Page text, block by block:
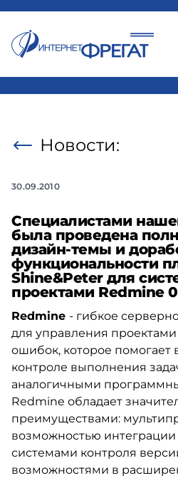
Новости:
30.09.2010
Специалистами
была проведена
дизайн-темы и
функциональности
Shine&Peter для
проектами Redmine
Redmine - гибкое
для управления
ошибок, которое помогает
контроле выполнения
аналогичными
Redmine обладает
преимуществами:
возможностью
системами контроля
возможностями в